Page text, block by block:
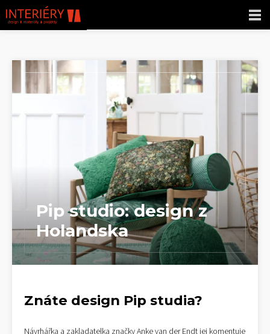
Pip studio: design z
Holandska
Znáte design Pip studia?
Návrhářka a zakladatelka značky Anke van der Endt jej komentuje